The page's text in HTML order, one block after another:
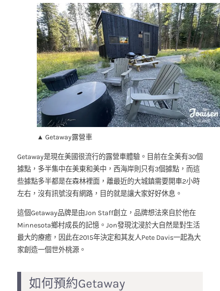
▲ Getaway露營車
Getaway是現在美國很流行的露營車體驗。目前在全美有30個
據點，多半集中在美東和美中，西海岸則只有3個據點，而這
些據點多半都是在森林裡面，離最近的大城鎮需要開車2小時
左右，沒有訊號沒有網路，目的就是讓大家好好休息。
這個Getaway品牌是由Jon Staff創立，品牌想法來自於他在
Minnesota鄉村成長的記憶。Jon發現沈浸於大自然是對生活
最大的療癒，因此在2015年決定和其友人Pete Davis一起為大
家創造一個世外桃源。
如何預約Getaway